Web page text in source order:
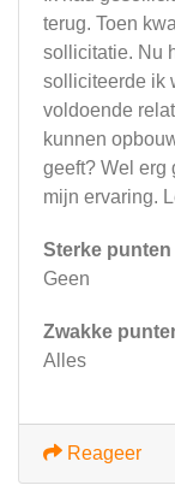
terug. Toen
sollicitatie. Nu
solliciteerde ik
voldoende
kunnen
geeft? Wel erg
mijn ervaring.
Sterke punten
Geen
Zwakke
Alles
Reageer